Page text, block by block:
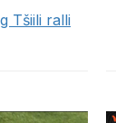
Tšiili ralli